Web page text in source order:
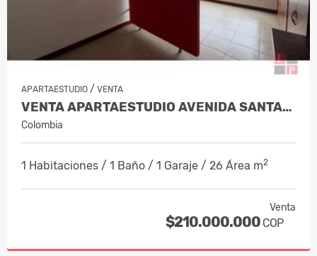
APARTAESTUDIO / VENTA
VENTA APARTAESTUDIO AVENIDA SANTANDE…
Colombia
1 Habitaciones / 1 Baño / 1 Garaje / 26 Área m2
Venta
$210.000.000 COP